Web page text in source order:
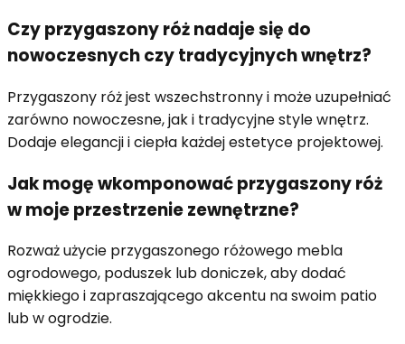
Czy przygaszony róż nadaje się do
nowoczesnych czy tradycyjnych wnętrz?
Przygaszony róż jest wszechstronny i może uzupełniać
zarówno nowoczesne, jak i tradycyjne style wnętrz.
Dodaje elegancji i ciepła każdej estetyce projektowej.
Jak mogę wkomponować przygaszony róż
w moje przestrzenie zewnętrzne?
Rozważ użycie przygaszonego różowego mebla
ogrodowego, poduszek lub doniczek, aby dodać
miękkiego i zapraszającego akcentu na swoim patio
lub w ogrodzie.